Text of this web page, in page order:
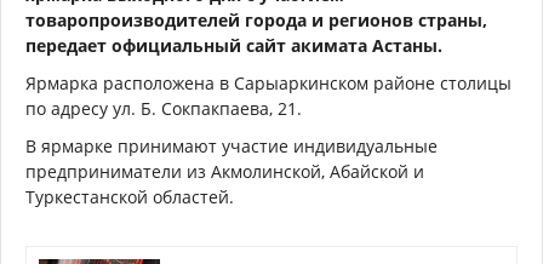
товаропроизводителей города и регионов страны,
передает официальный сайт акимата Астаны.
Ярмарка расположена в Сарыаркинском районе столицы
по адресу ул. Б. Сокпакпаева, 21.
В ярмарке принимают участие индивидуальные
предприниматели из Акмолинской, Абайской и
Туркестанской областей.